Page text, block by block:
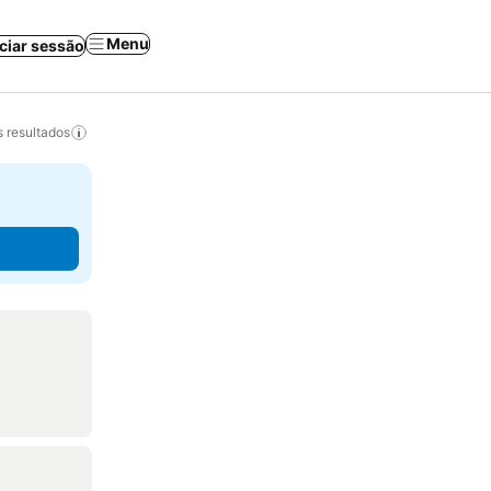
sessão Menu
resultados